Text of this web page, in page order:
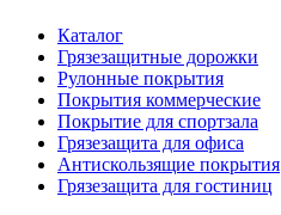
Каталог
Грязезащитные дорожки
Рулонные покрытия
Покрытия коммерческие
Покрытие для спортзала
Грязезащита для офиса
Антискользящие покрытия
Грязезащита для гостиниц